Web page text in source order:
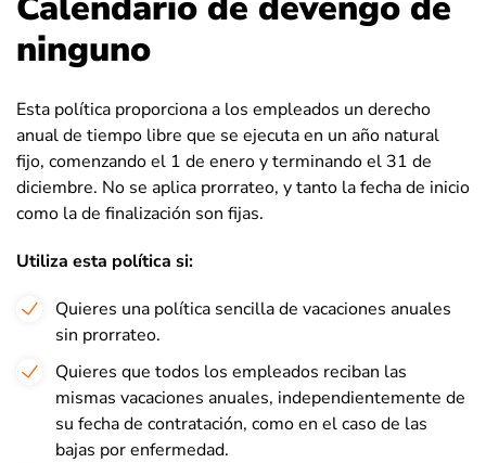
ninguno
Esta política proporciona a los empleados un derecho
anual de tiempo libre que se ejecuta en un año natural
fijo, comenzando el 1 de enero y terminando el 31 de
diciembre. No se aplica prorrateo, y tanto la fecha de inicio
como la de finalización son fijas.
Utiliza esta política si:
Quieres una política sencilla de vacaciones anuales
sin prorrateo.
Quieres que todos los empleados reciban las
mismas vacaciones anuales, independientemente de
su fecha de contratación, como en el caso de las
bajas por enfermedad.